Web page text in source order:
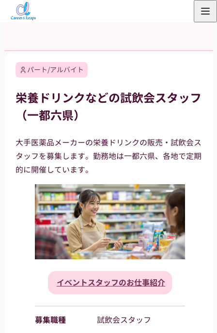
ス
パート/アルバイト
栄養ドリンクなどの試飲会スタッフ
（一都六県）
大手医薬品メーカーの栄養ドリンクの販売・試飲会ス
タッフを募集します。勤務地は一都六県、各地で定期
的に開催しています。
イベントスタッフのお仕事紹介
募集職種
試飲会スタッフ